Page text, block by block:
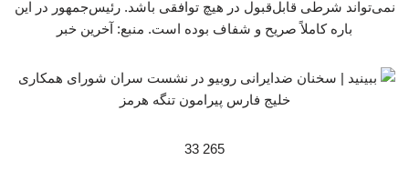
نمی‌تواند شرطی قابل‌قبول در هیچ توافقی باشد. رئیس‌جمهور در این
باره کاملاً صریح و شفاف بوده است. منبع: آخرین خبر
265 33